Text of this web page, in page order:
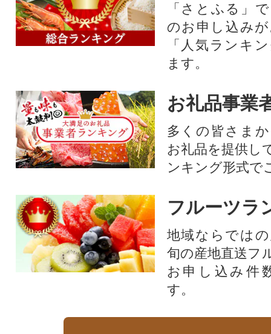
「さとふる」
のお申し込み
「人気ランキ
ます。
お礼品事業
多くの皆さま
お礼品を提供し
ンキング形式で
フルーツラ
地域ならでは
旬の産地直送フ
お申し込み件
す。